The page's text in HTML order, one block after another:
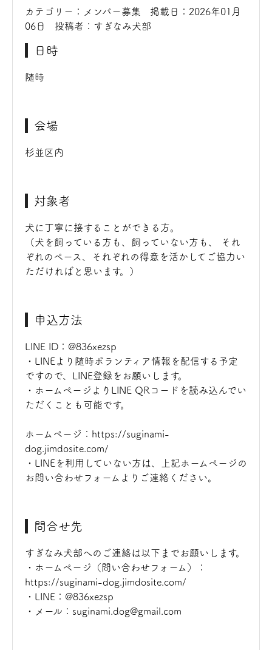
カテゴリー：メンバー募集 掲載日：2026年01月
06日 投稿者：すぎなみ犬部
日時
随時
会場
杉並区内
対象者
犬に丁寧に接することができる方。
（犬を飼っている方も、飼っていない方も、 それ
ぞれのペース、それぞれの得意を活かしてご協力い
ただければと思います。）
申込方法
LINE ID：@836xezsp
・LINEより随時ボランティア情報を配信する予定
ですので、LINE登録をお願いします。
・ホームページよりLINE QRコードを読み込んでい
ただくことも可能です。
ホームページ：https://suginami-
dog.jimdosite.com/
・LINEを利用していない方は、上記ホームページの
お問い合わせフォームよりご連絡ください。
問合せ先
すぎなみ犬部へのご連絡は以下までお願いします。
・ホームページ（問い合わせフォーム）：
https://suginami-dog.jimdosite.com/
・LINE：@836xezsp
・メール：suginami.dog@gmail.com